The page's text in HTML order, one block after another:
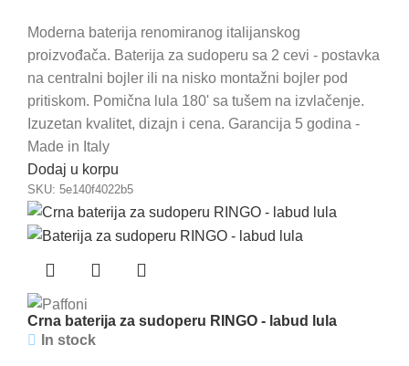
Moderna baterija renomiranog italijanskog
proizvođača. Baterija za sudoperu sa 2 cevi - postavka
na centralni bojler ili na nisko montažni bojler pod
pritiskom. Pomična lula 180' sa tušem na izvlačenje.
Izuzetan kvalitet, dizajn i cena. Garancija 5 godina -
Made in Italy
Dodaj u korpu
SKU: 5e140f4022b5
Crna baterija za sudoperu RINGO - labud lula
In stock